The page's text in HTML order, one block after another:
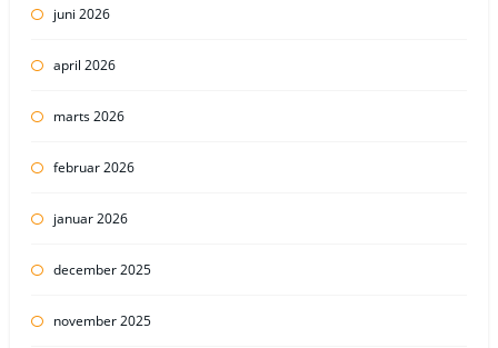
juni 2026
april 2026
marts 2026
februar 2026
januar 2026
december 2025
november 2025